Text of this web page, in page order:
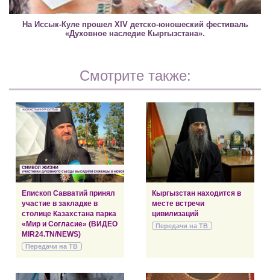
На Иссык-Куле прошел XIV детско-юношеский фестиваль
«Духовное наследие Кыргызстана».
Смотрите также:
Епископ Савватий принял
участие в закладке в
столице Казахстана парка
«Мир и Согласие» (ВИДЕО
MIR24.TN/NEWS)
Передачи на ТВ
Кыргызстан находится в
месте встречи
цивилизаций
Передачи на ТВ